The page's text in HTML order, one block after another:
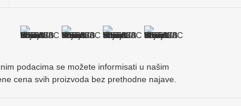
podacima se možete informisati u našim
cena svih proizvoda bez prethodne najave.